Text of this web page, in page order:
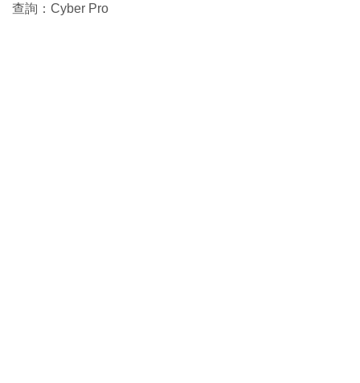
查詢：Cyber Pro